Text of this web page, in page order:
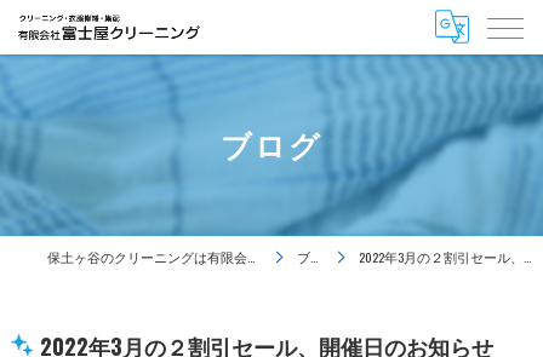
ブログ
保土ヶ谷のクリーニングは有限会社富士屋クリーニング ブログ 2022年3月の２割引セール、開催日のお知らせ
2022年3月の２割引セール、開催日のお知らせ